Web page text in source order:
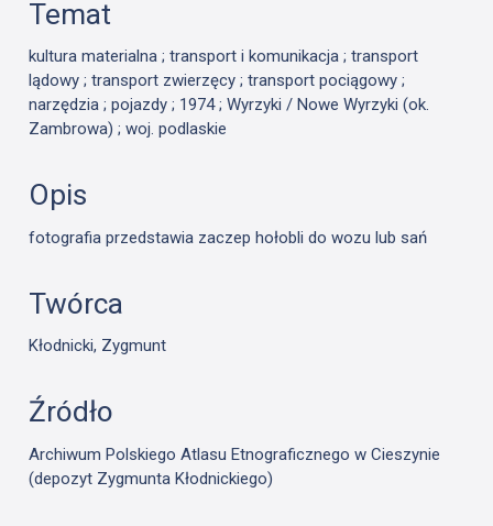
Temat
kultura materialna ; transport i komunikacja ; transport
lądowy ; transport zwierzęcy ; transport pociągowy ;
narzędzia ; pojazdy ; 1974 ; Wyrzyki / Nowe Wyrzyki (ok.
Zambrowa) ; woj. podlaskie
Opis
fotografia przedstawia zaczep hołobli do wozu lub sań
Twórca
Kłodnicki, Zygmunt
Źródło
Archiwum Polskiego Atlasu Etnograficznego w Cieszynie
(depozyt Zygmunta Kłodnickiego)